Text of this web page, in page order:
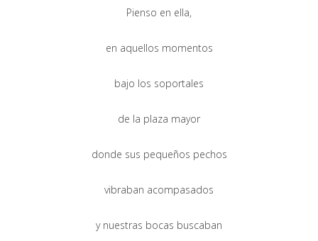
Pienso en ella,
en aquellos momentos
bajo los soportales
de la plaza mayor
donde sus pequeños pechos
vibraban acompasados
y nuestras bocas buscaban